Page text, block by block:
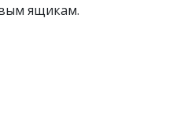
ящикам.